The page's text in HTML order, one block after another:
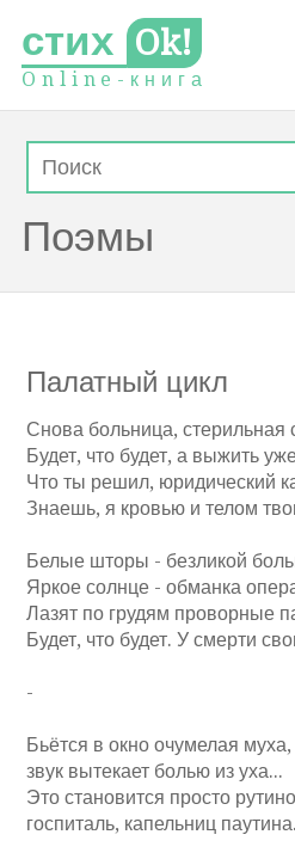
стих Ok!
O n l i n e - к н и г а
Поэмы
Палатный цикл
Снова больница, стерильная
Будет, что будет, а выжить
Что ты решил, юридический
Знаешь, я кровью и телом
Белые шторы - безликой
Яркое солнце - обманка
Лазят по грудям проворные
Будет, что будет. У смерти
-
Бьётся в окно очумелая муха,
звук вытекает болью из уха...
Это становится просто
госпиталь, капельниц паутина.